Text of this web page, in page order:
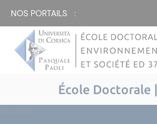
NOS PORTAILS :
École Doctorale |